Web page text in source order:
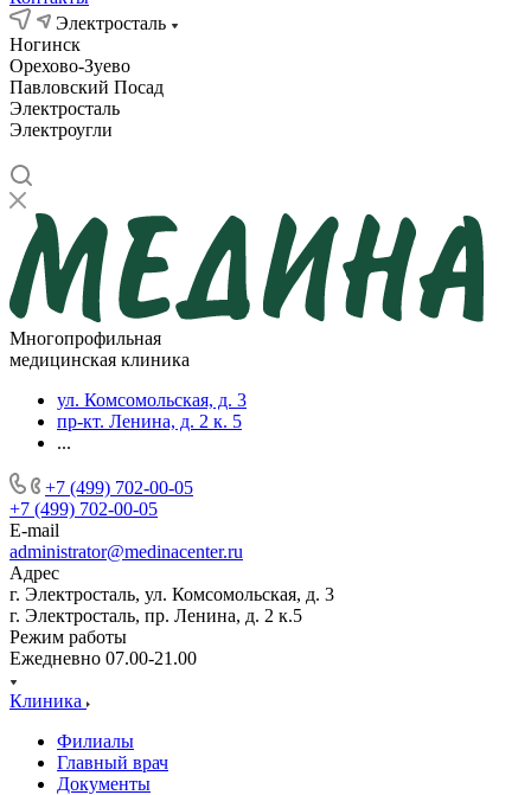
Электросталь
Ногинск
Орехово-Зуево
Павловский Посад
Электросталь
Электроугли
Многопрофильная
медицинская клиника
ул. Комсомольская, д. 3
пр-кт. Ленина, д. 2 к. 5
...
+7 (499) 702-00-05
+7 (499) 702-00-05
E-mail
administrator@medinacenter.ru
Адрес
г. Электросталь, ул. Комсомольская, д. 3
г. Электросталь, пр. Ленина, д. 2 к.5
Режим работы
Ежедневно 07.00-21.00
Клиника
Филиалы
Главный врач
Документы